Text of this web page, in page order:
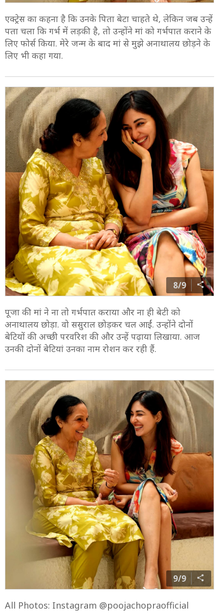
एक्ट्रेस का कहना है कि उनके पिता बेटा चाहते थे, लेकिन जब उन्हें
पता चला कि गर्भ में लड़की है, तो उन्होंने मां को गर्भपात कराने के
लिए फोर्स किया. मेरे जन्म के बाद मां से मुझे अनाथालय छोड़ने के
लिए भी कहा गया.
8/9
पूजा की मां ने ना तो गर्भपात कराया और ना ही बेटी को
अनाथालय छोड़ा. वो ससुराल छोड़कर चल आईं. उन्होंने दोनों
बेटियों की अच्छी परवरिश की और उन्हें पढ़ाया लिखाया. आज
उनकी दोनों बेटियां उनका नाम रोशन कर रही हैं.
9/9
All Photos: Instagram @poojachopraofficial